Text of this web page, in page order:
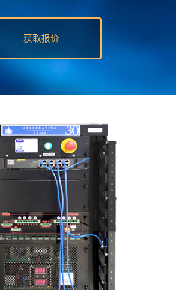
获取报价